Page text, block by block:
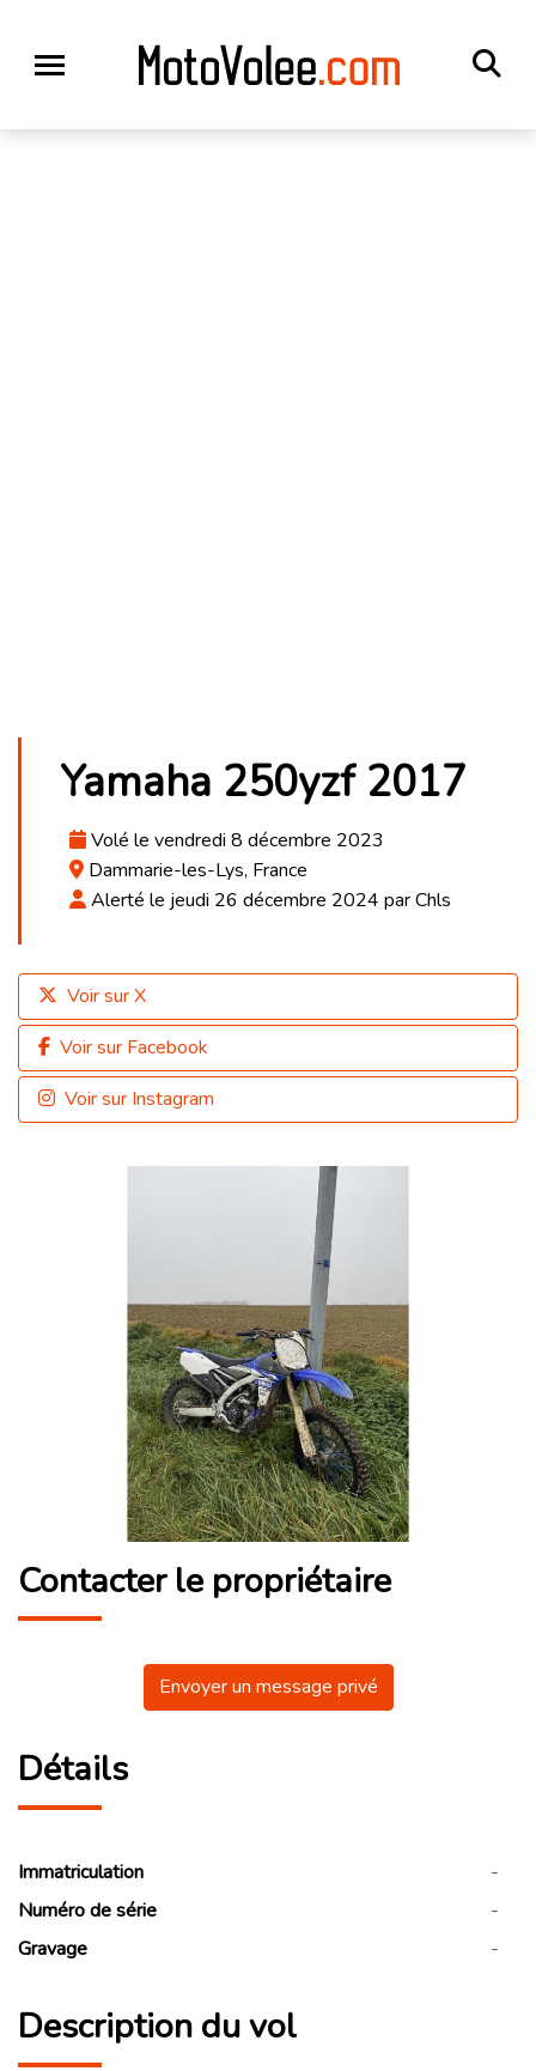
Yamaha 250yzf 2017
Volé le vendredi 8 décembre 2023
Dammarie-les-Lys, France
Alerté le jeudi 26 décembre 2024 par Chls
Voir sur X
Voir sur Facebook
Voir sur Instagram
Contacter le propriétaire
Envoyer un message privé
Détails
Immatriculation
-
Numéro de série
-
Gravage
-
Description du vol